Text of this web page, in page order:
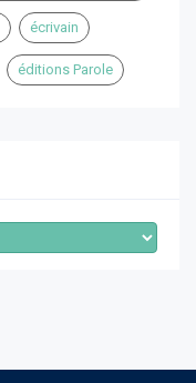
écrivain
éditions Parole